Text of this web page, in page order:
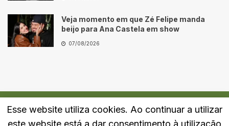
Veja momento em que Zé Felipe manda
beijo para Ana Castela em show
07/08/2026
Quem Somos Fale Conosco Política de Privacidade
Esse website utiliza cookies. Ao continuar a utilizar
este website está a dar consentimento à utilização